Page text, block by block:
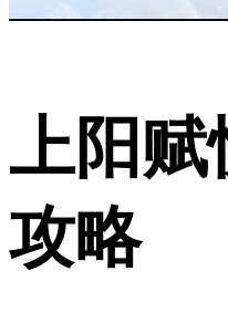
上阳赋
攻略